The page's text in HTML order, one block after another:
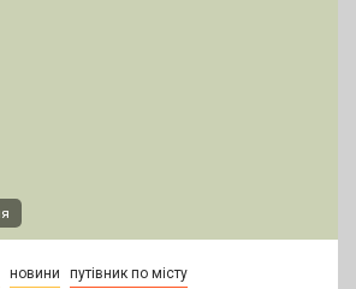
новини путівник по місту